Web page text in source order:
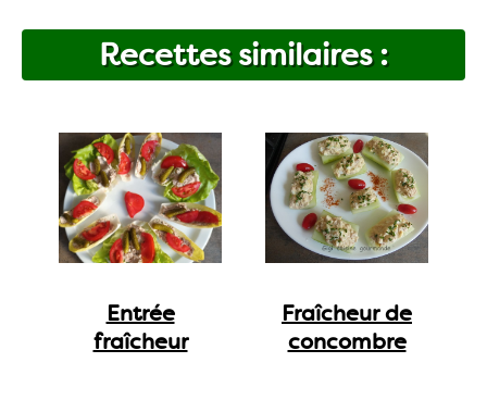
Recettes similaires :
Entrée
fraîcheur
Fraîcheur de
concombre